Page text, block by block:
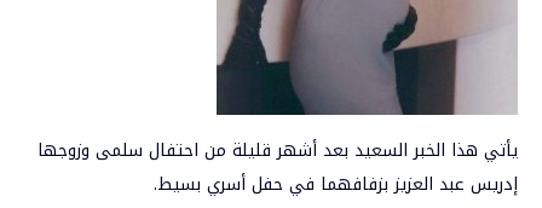
يأتي هذا الخبر السعيد بعد أشهر قليلة من احتفال سلمى وزوجها
إدريس عبد العزيز بزفافهما في حفل أسري بسيط.